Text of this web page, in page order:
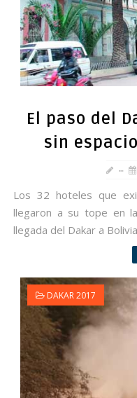
El paso del
sin
Los 32 hoteles que
llegaron a su tope en
llegada del Dakar a
DAKAR 2017